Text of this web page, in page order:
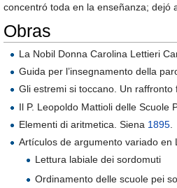
concentró toda en la enseñanza; dejó
Obras
La Nobil Donna Carolina Lettieri
Guida per l’insegnamento della
Gli estremi si toccano. Un
Il P. Leopoldo Mattioli delle Scuole
Elementi di aritmetica. Siena 1895
Artículos de argumento variado en
Lettura labiale dei sordomuti
Ordinamento delle scuole pei